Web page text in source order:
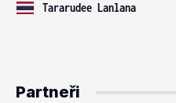
Tararudee Lanlana
Partneři